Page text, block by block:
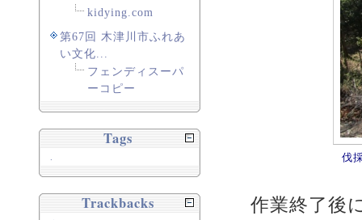
伐
作業終了後
kidying.com
第67回 木津川市ふれあ
い文化...
フェンディスーパ
ーコピー
Tags
Trackbacks